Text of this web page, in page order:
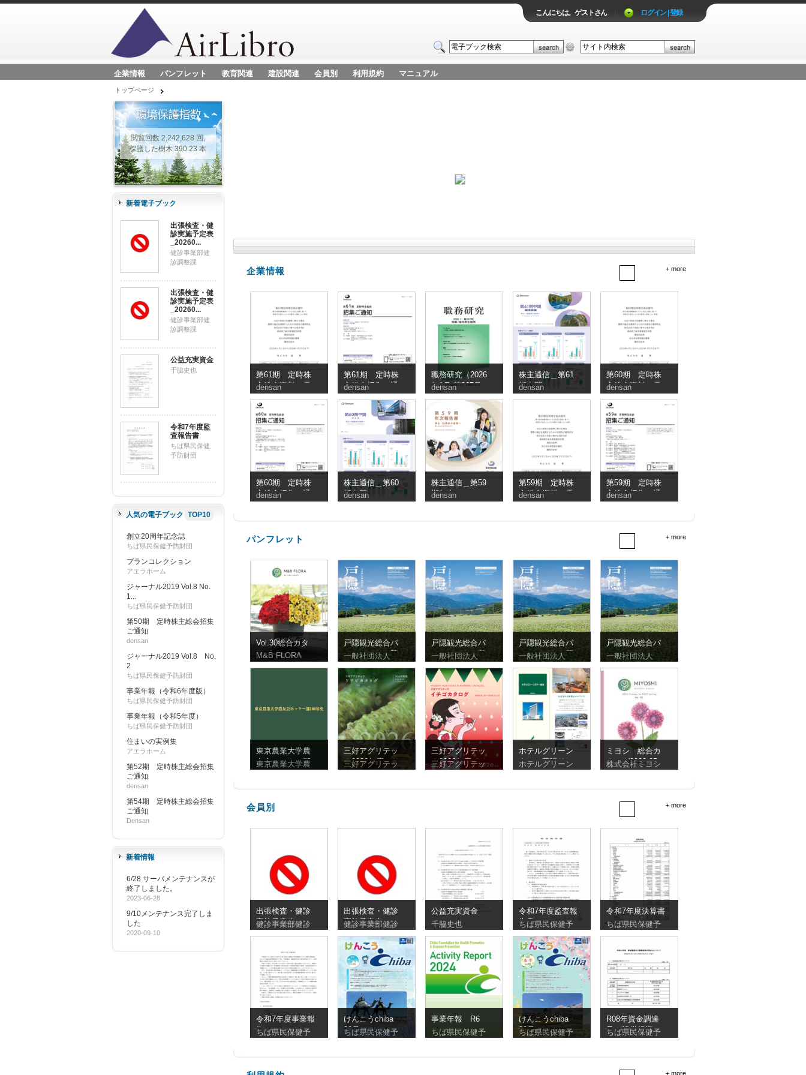
こんにちは。ゲストさん ログイン | 登録
企業情報 パンフレット 教育関連 建設関連 会員別 利用規約 マニュアル
トップページ
閲覧回数 2,242,628 回,
保護した樹木 390.23 本
新着電子ブック
出張検査・健
診実施予定表
_20260...
健診事業部健
診調整課
出張検査・健
診実施予定表
_20260...
健診事業部健
診調整課
公益充実資金
千脇史也
令和7年度監
査報告書
ちば県民保健
予防財団
人気の電子ブック TOP10
創立20周年記念誌
ちば県民保健予防財団
プランコレクション
アエラホーム
ジャーナル2019 Vol.8 No.
1...
ちば県民保健予防財団
第50期 定時株主総会招集
ご通知
densan
ジャーナル2019 Vol.8 No.
2
ちば県民保健予防財団
事業年報（令和6年度版）
ちば県民保健予防財団
事業年報（令和5年度）
ちば県民保健予防財団
住まいの実例集
アエラホーム
第52期 定時株主総会招集
ご通知
densan
第54期 定時株主総会招集
ご通知
Densan
新着情報
6/28 サーバメンテナンスが
終了しました。
2023-06-28
9/10メンテナンス完了しま
した
2020-09-10
企業情報 + more
第61期 定時株
主総会資料（電
子提供措置事項
のうち交付書面
省略事項）
densan
第61期 定時株
主総会招集ご通
知
densan
職務研究（2026
年1月 第367号）
_電算
densan
株主通信＿第61
期中間
densan
第60期 定時株
主総会資料（電
子提供措置事項
のうち交付書面
省略事項）
densan
第60期 定時株
主総会招集ご通
知
densan
株主通信＿第60
期中間
densan
株主通信＿第59
期年次
densan
第59期 定時株
主総会資料（電
子提供措置事項
densan
第59期 定時株
主総会招集ご通
知
densan
パンフレット + more
Vol.30総合カタ
ログ
M&B FLORA
戸隠観光総合パ
ンフレット（繁
体字）
一般社団法人
戸隠観光総合パ
ンフレット（英
語）
一般社団法人
戸隠観光総合パ
ンフレット（簡
体字）
一般社団法人
戸隠観光総合パ
ンフレット
一般社団法人
東京農業大学農
友会ホッケー部
100年史
東京農業大学農
三好アグリテッ
ク2026年度ワサ
ビ
三好アグリテッ
三好アグリテッ
ク2026年度イチ
ゴ
三好アグリテッ
ホテルグリーン
タワー幕張リー
フレット
ホテルグリーン
ミヨシ 総合カ
タログ2023-25
株式会社ミヨシ
会員別 + more
出張検査・健診
実施予定表
_20260810_20260830
健診事業部健診
出張検査・健診
実施予定表
_20260727_20260809
健診事業部健診
公益充実資金
千脇史也
令和7年度監査報
告書
ちば県民保健予
令和7年度決算書
ちば県民保健予
令和7年度事業報
告
ちば県民保健予
けんこうchiba
90号
ちば県民保健予
事業年報 R6
ちば県民保健予
けんこうchiba
89号
ちば県民保健予
R08年資金調達
及び設備投資の
見込
ちば県民保健予
+ more